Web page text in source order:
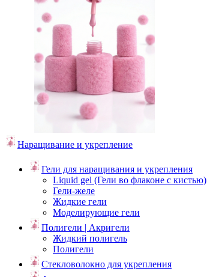
Наращивание и укрепление
Гели для наращивания и укрепления
Liquid gel (Гели во флаконе с кистью)
Гели-желе
Жидкие гели
Моделирующие гели
Полигели | Акригели
Жидкий полигель
Полигели
Стекловолокно для укрепления